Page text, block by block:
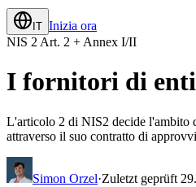
IT Inizia ora
NIS 2 Art. 2 + Annex I/II
I fornitori di
L'articolo 2 di NIS2 decide l'ambito
attraverso il suo contratto di
Simon Orzel·Zuletzt geprüft